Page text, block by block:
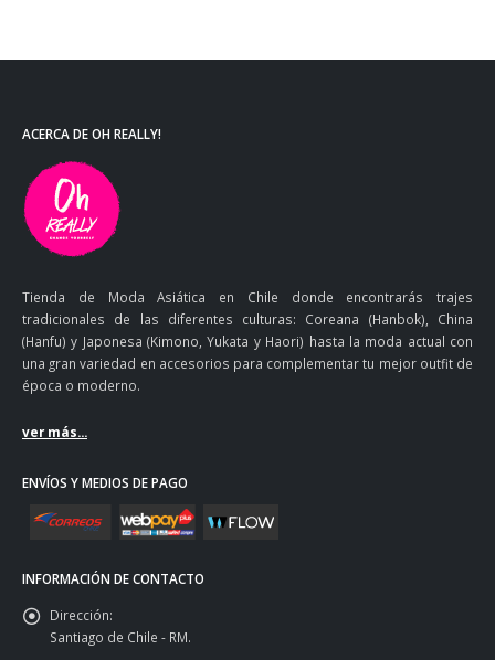
ACERCA DE OH REALLY!
Tienda de Moda Asiática en Chile donde encontrarás trajes
tradicionales de las diferentes culturas: Coreana (Hanbok), China
(Hanfu) y Japonesa (Kimono, Yukata y Haori) hasta la moda actual con
una gran variedad en accesorios para complementar tu mejor outfit de
época o moderno.
ver más...
ENVÍOS Y MEDIOS DE PAGO
INFORMACIÓN DE CONTACTO
Dirección:
Santiago de Chile - RM.